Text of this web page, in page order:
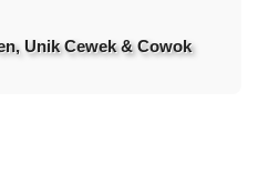
Unik Cewek & Cowok